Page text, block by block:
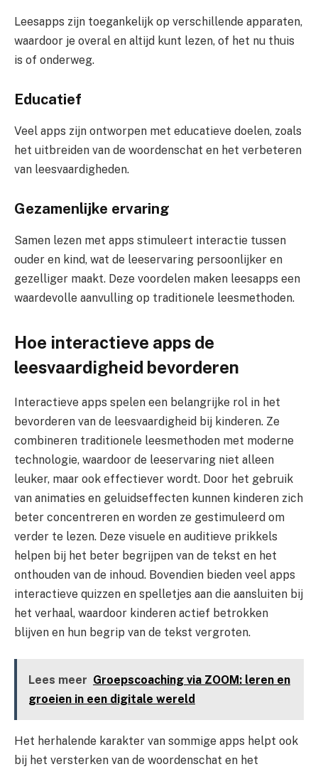
Leesapps zijn toegankelijk op verschillende apparaten,
waardoor je overal en altijd kunt lezen, of het nu thuis
is of onderweg.
Educatief
Veel apps zijn ontworpen met educatieve doelen, zoals
het uitbreiden van de woordenschat en het verbeteren
van leesvaardigheden.
Gezamenlijke ervaring
Samen lezen met apps stimuleert interactie tussen
ouder en kind, wat de leeservaring persoonlijker en
gezelliger maakt. Deze voordelen maken leesapps een
waardevolle aanvulling op traditionele leesmethoden.
Hoe interactieve apps de
leesvaardigheid bevorderen
Interactieve apps spelen een belangrijke rol in het
bevorderen van de leesvaardigheid bij kinderen. Ze
combineren traditionele leesmethoden met moderne
technologie, waardoor de leeservaring niet alleen
leuker, maar ook effectiever wordt. Door het gebruik
van animaties en geluidseffecten kunnen kinderen zich
beter concentreren en worden ze gestimuleerd om
verder te lezen. Deze visuele en auditieve prikkels
helpen bij het beter begrijpen van de tekst en het
onthouden van de inhoud. Bovendien bieden veel apps
interactieve quizzen en spelletjes aan die aansluiten bij
het verhaal, waardoor kinderen actief betrokken
blijven en hun begrip van de tekst vergroten.
Lees meer Groepscoaching via ZOOM: leren en
groeien in een digitale wereld
Het herhalende karakter van sommige apps helpt ook
bij het versterken van de woordenschat en het